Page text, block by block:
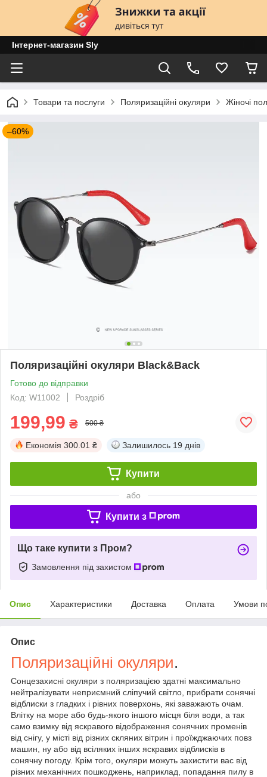
Інтернет-магазин Sly
Товари та послуги Поляризаційні окуляри Жіночі
–60%
Поляризаційні окуляри Black&Back
Готово до відправки
Код: W11002
Роздріб
199,99 ₴ 500 ₴
Економія 300.01 ₴ Залишилось 19 днів
Купити
або
Купити з
Що таке купити з Пром?
Замовлення під захистом
Опис Характеристики Доставка Оплата Умови
Опис
Поляризаційні окуляри.
Сонцезахисні окуляри з поляризацією здатні максимально
нейтралізувати неприємний сліпучий світло, прибрати сонячні
відблиски з гладких і рівних поверхонь, які заважають очам.
Влітку на море або будь-якого іншого місця біля води, а так
само взимку від яскравого відображення сонячних променів
від снігу, у місті від різних скляних вітрин і проїжджаючих повз
машин, ну або від всіляких інших яскравих відблисків в
сонячну погоду. Крім того, окуляри можуть захистити вас від
різних механічних пошкоджень, наприклад, попадання пилу в